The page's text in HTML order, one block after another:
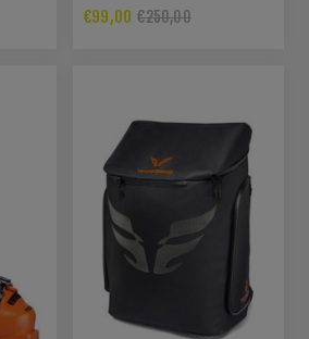
€99,00 €250,00